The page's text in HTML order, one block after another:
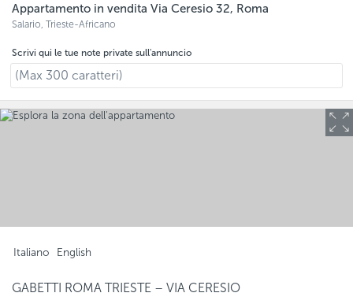
Appartamento in vendita Via Ceresio 32, Roma
Salario, Trieste-Africano
Italiano English
GABETTI ROMA TRIESTE – VIA CERESIO
Scrivi qui le tue note private sull'annuncio
(Max 300 caratteri)